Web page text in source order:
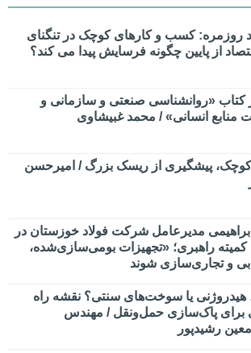
روزمره: کسب‌ و کارهای کوچک در تنگنای
از پایین چگونه فرسایش پیدا می کند؟
کتاب «روانشناسی صنعتی و سازمانی و
منابع انسانی» / محمد غبیشاوی
کوچک، پیشگیری از ریسک بزرگ / امیرحسن
مدیرعامل شرکت فولاد خوزستان در
راهبری؛ «تجهیزات بومی‌سازی‌شده،
و تجاری‌سازی شوند
هیدروژنی یا سوخت‌های سنتی؟ نقشه راه
برای پاک‌سازی حمل‌ونقل / مهندس
رشیدپور